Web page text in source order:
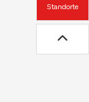
Standorte